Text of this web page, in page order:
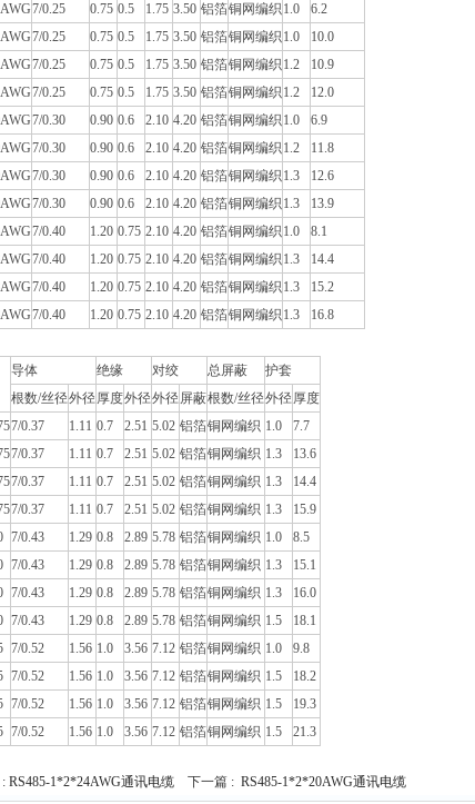
7/0.25 0.75 0.5 1.75 3.50 铝箔铜网编织 1.0
6.2
7/0.25 0.75 0.5 1.75 3.50 铝箔铜网编织 1.0
10.0
7/0.25 0.75 0.5 1.75 3.50 铝箔铜网编织 1.2
10.9
7/0.25 0.75 0.5 1.75 3.50 铝箔铜网编织 1.2
12.0
7/0.30 0.90 0.6 2.10 4.20 铝箔铜网编织 1.0
6.9
7/0.30 0.90 0.6 2.10 4.20 铝箔铜网编织 1.2
11.8
7/0.30 0.90 0.6 2.10 4.20 铝箔铜网编织 1.3
12.6
7/0.30 0.90 0.6 2.10 4.20 铝箔铜网编织 1.3
13.9
7/0.40 1.20 0.75 2.10 4.20 铝箔铜网编织 1.0
8.1
7/0.40 1.20 0.75 2.10 4.20 铝箔铜网编织 1.3
14.4
7/0.40 1.20 0.75 2.10 4.20 铝箔铜网编织 1.3
15.2
7/0.40 1.20 0.75 2.10 4.20 铝箔铜网编织 1.3 16.8
导体 绝缘 对绞 总屏蔽
护套
根数/丝径外径厚度外径外径屏蔽根数/丝径外径厚度
7/0.37 1.11 0.7 2.51 5.02 铝箔铜网编织 1.0
7.7
7/0.37 1.11 0.7 2.51 5.02 铝箔铜网编织 1.3
13.6
7/0.37 1.11 0.7 2.51 5.02 铝箔铜网编织 1.3
14.4
7/0.37 1.11 0.7 2.51 5.02 铝箔铜网编织 1.3
15.9
7/0.43 1.29 0.8 2.89 5.78 铝箔铜网编织 1.0
8.5
7/0.43 1.29 0.8 2.89 5.78 铝箔铜网编织 1.3
15.1
7/0.43 1.29 0.8 2.89 5.78 铝箔铜网编织 1.3
16.0
7/0.43 1.29 0.8 2.89 5.78 铝箔铜网编织 1.5
18.1
7/0.52 1.56 1.0 3.56 7.12 铝箔铜网编织 1.0
9.8
7/0.52 1.56 1.0 3.56 7.12 铝箔铜网编织 1.5
18.2
7/0.52 1.56 1.0 3.56 7.12 铝箔铜网编织 1.5
19.3
7/0.52 1.56 1.0 3.56 7.12 铝箔铜网编织 1.5 21.3
RS485-1*2*24AWG通讯电缆 下一篇 : RS485-1*2*20AWG通讯电缆